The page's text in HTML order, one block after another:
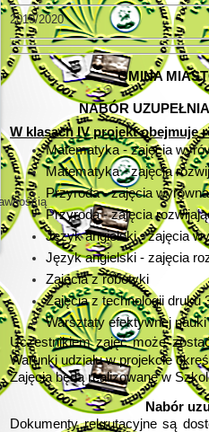
2019/2020
GMINA
NABÓR
W klasach IV projekt obejmuje
Matematyka - zajęcia
Matematyka - zajęcia
Przyroda - zajęcia
Przyroda - zajęcia
Język angielski - zajęcia
Język angielski - zajęcia
Zajęcia z robotyki
Zajęcia z technologii druku
Warsztaty efektywnej
Uczestnikiem zajęć może
Warunki udziału w projekcie
Zajęcia będą realizowane w
Nabór
Dokumenty rekrutacyjne są